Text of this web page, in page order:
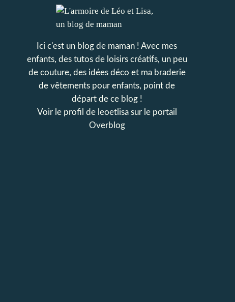
Ici c'est un blog de maman ! Avec mes
enfants, des tutos de loisirs créatifs, un peu
de couture, des idées déco et ma braderie
de vêtements pour enfants, point de
départ de ce blog !
Voir le profil de leoetlisasur le portail
Overblog